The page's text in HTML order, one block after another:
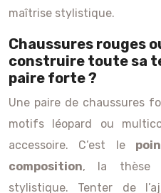
maîtrise stylistique.
Chaussures rouges
construire toute sa
paire forte ?
Une paire de chaussures
motifs léopard ou
accessoire. C’est le
composition, la thèse
stylistique. Tenter de